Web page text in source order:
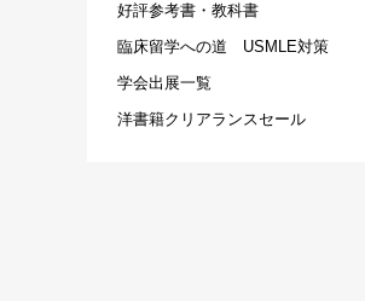
好評参考書・教科書
臨床留学への道 USMLE対策
学会出展一覧
洋書籍クリアランスセール